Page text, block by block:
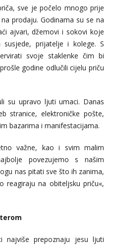
sve je počelo mnogo prije
prodaju. Godinama su se na
ajvari, džemovi i sokovi koje
prijatelje i kolege. S
svoje staklenke čim bi
godine odlučili cijelu priču
su upravo ljuti umaci. Danas
stranice, elektroničke pošte,
bazarima i manifestacijama.
važne, kao i svim malim
povezujemo s našim
nas pitati sve što ih zanima,
reagiraju na obiteljsku priču«,
najviše prepoznaju jesu ljuti